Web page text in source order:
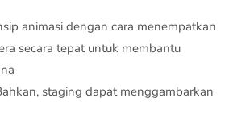
animasi dengan cara menempatkan
secara tepat untuk membantu
staging dapat menggambarkan